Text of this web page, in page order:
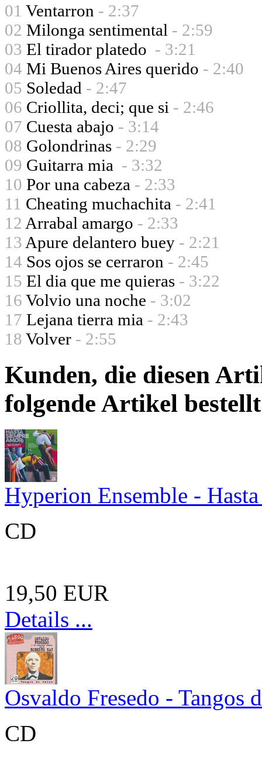
01 Ventarron - 2:37
02 Milonga sentimental - 2:59
03 El tirador platedo - 3:21
04 Mi Buenos Aires querido - 2:40
05 Soledad - 2:47
06 Criollita, deci; que si - 2:46
07 Cuesta abajo - 3:14
08 Golondrinas - 2:29
09 Guitarra mia - 3:32
10 Por una cabeza - 2:33
11 Cheating muchachita - 2:41
12 Arrabal amargo - 2:33
13 Apure delantero buey - 2:21
14 Sos ojos se cerraron - 2:45
15 El dia que me quieras - 3:22
16 Volvio una noche - 3:02
17 Lejana tierra mia - 2:43
18 Volver - 2:55
Kunden, die diesen
folgende Artikel
Hyperion Ensemble -
CD
19,50 EUR
Details ...
Osvaldo Fresedo - Tangos
CD